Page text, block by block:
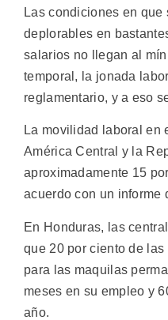
Las condiciones en que
deplorables en
salarios no llegan al
temporal, la jonada
reglamentario, y a eso
La movilidad laboral en
América Central y la
aproximadamente 15
acuerdo con un informe
En Honduras, las
que 20 por ciento de
para las maquilas
meses en su empleo y
año.